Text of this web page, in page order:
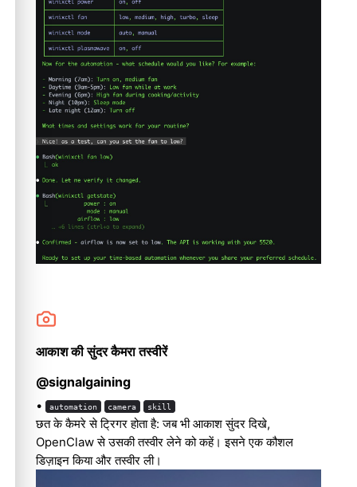
आकाश की सुंदर कैमरा तस्वीरें
@signalgaining
• automation camera skill
छत के कैमरे से ट्रिगर होता है: जब भी आकाश सुंदर दिखे,
OpenClaw से उसकी तस्वीर लेने को कहें। इसने एक कौशल
डिज़ाइन किया और तस्वीर ली।